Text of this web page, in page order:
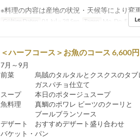
※料理の内容は産地の状況・天候等により変
Gültige Daten 01 Jul ~ 28 Sep Tagen Mo, Do, F, Sa,
＜ハーフコース＞お魚のコース 6,600
7月～9月
前菜 烏賊のタルタルとクスクスのタブ
ガスパチョ仕立て
スープ 本日のポタージュスープ
魚料理 真鯛のポワレ ビーツのクーリと
ブールブランソース
デザート おすすめデザート盛り合わせ
バケット・パン